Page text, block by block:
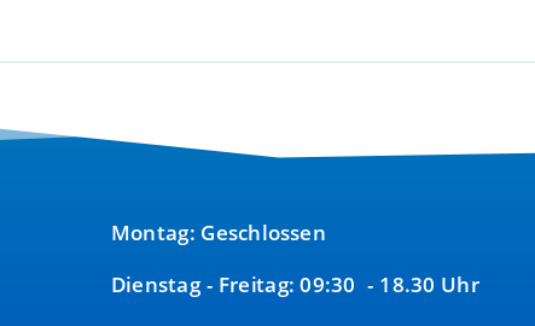
Montag: Geschlossen
Dienstag - Freitag: 09:30 - 18.30 Uhr